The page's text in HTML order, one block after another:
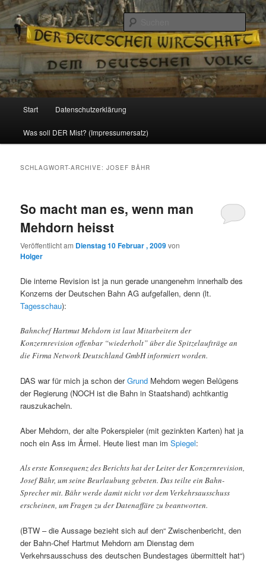
Reizzentrum
Politik, Wirtschaft, Soziales und Gesellschaft
Zum
Inhalt
Zum
sekundären
Start Datenschutzerklärung
Was soll DER Mist? (Impressumersatz)
SCHLAGWORT-ARCHIVE:JOSEF BÄHR
So macht man es, wenn man
Mehdorn heisst
Veröffentlicht am Dienstag 10 Februar , 2009von
Holger
Die interne Revision ist ja nun gerade unangenehm innerhalb des
Konzerns der Deutschen Bahn AG aufgefallen, denn (lt.
Tagesschau):
Bahnchef Hartmut Mehdorn ist laut Mitarbeitern der
Konzernrevision offenbar “wiederholt” über die Spitzelaufträge an
die Firma Network Deutschland GmbH informiert worden.
DAS war für mich ja schon derGrund Mehdorn wegen Belügens
der Regierung (NOCH ist die Bahn in Staatshand) achtkantig
rauszukacheln.
Aber Mehdorn, der alte Pokerspieler (mit gezinkten Karten) hat ja
noch ein Ass im Ärmel. Heute liest man imSpiegel:
Als erste Konsequenz des Berichts hat der Leiter der Konzernrevision,
Josef Bähr, um seine Beurlaubung gebeten. Das teilte ein Bahn-
Sprecher mit. Bähr werde damit nicht vor dem Verkehrsausschuss
erscheinen, um Fragen zu der Datenaffäre zu beantworten.
(BTW – die Aussage bezieht sich auf den“ Zwischenbericht, den
der Bahn-Chef Hartmut Mehdorn am Dienstag dem
Verkehrsausschuss des deutschen Bundestages übermittelt hat“)